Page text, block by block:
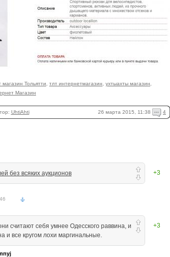
магазин Тольятти тлт интернетмагазин ухтыахты магазин
Магазин
UhtiAhti 26 марта 2015, 11:38 4
+3
без всяких аукционов
+3
считают себя умнее Одесского раввина, и
и все кругом лохи маргинальные.